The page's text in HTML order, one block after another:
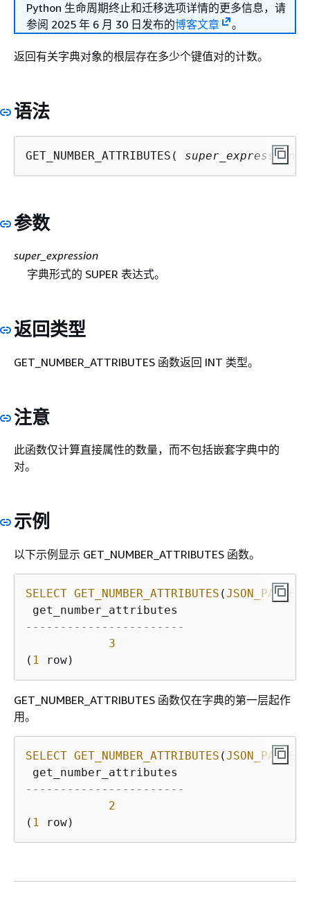
Python 生命周期终止和迁移选项详情的更多信息，请
参阅 2025 年 6 月 30 日发布的博客文章 。
返回有关字典对象的根层存在多少个键值对的计数。
语法
GET_NUMBER_ATTRIBUTES( super_expression
参数
super_expression
字典形式的 SUPER 表达式。
返回类型
GET_NUMBER_ATTRIBUTES 函数返回 INT 类型。
注意
此函数仅计算直接属性的数量，而不包括嵌套字典中的
对。
示例
以下示例显示 GET_NUMBER_ATTRIBUTES 函数。
SELECT GET_NUMBER_ATTRIBUTES (JSON_PARSE
-----------------------
3
( 1 row)
GET_NUMBER_ATTRIBUTES 函数仅在字典的第一层起作
用。
SELECT GET_NUMBER_ATTRIBUTES (JSON_PARSE
-----------------------
2
( 1 row)